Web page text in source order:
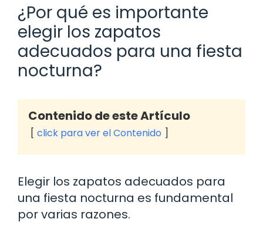
¿Por qué es importante
elegir los zapatos
adecuados para una fiesta
nocturna?
Contenido de este Artículo
click para ver el Contenido
Elegir los zapatos adecuados para
una fiesta nocturna es fundamental
por varias razones.